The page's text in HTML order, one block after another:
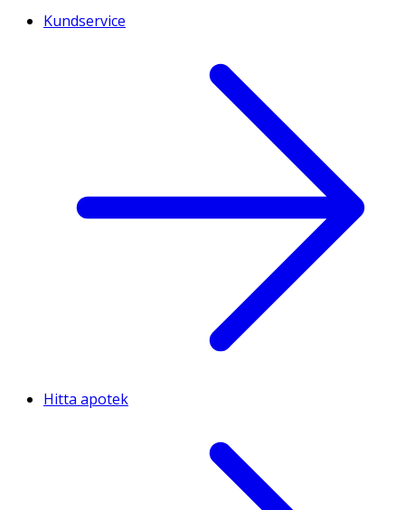
Kundservice
Hitta apotek